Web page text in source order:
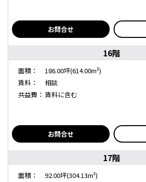
お問合せ
16階
面積：
186.00坪(614.00m²)
賃料：
相談
共益費： 賃料に含む
お問合せ
17階
面積：
92.00坪(304.13m²)